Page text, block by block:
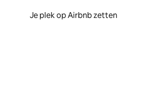
Je plek op Airbnb zetten